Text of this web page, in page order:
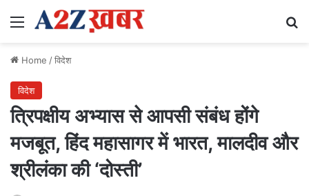
Menu
Home /विदेश
विदेश
त्रिपक्षीय अभ्यास से आपसी संबंध होंगे
मजबूत, हिंद महासागर में भारत, मालदीव और
श्रीलंका की ‘दोस्ती’